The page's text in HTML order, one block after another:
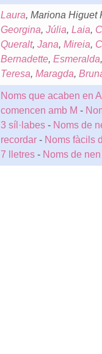
Laura, Mariona Higuet
Georgina, Júlia, Laia,
Queralt, Jana, Mireia,
Bernadette, Esmeralda,
Teresa, Maragda,
Noms que acaben en A
comencen amb M -
3 síl·labes- Noms de
recordar- Noms fàcils
7 lletres- Noms de